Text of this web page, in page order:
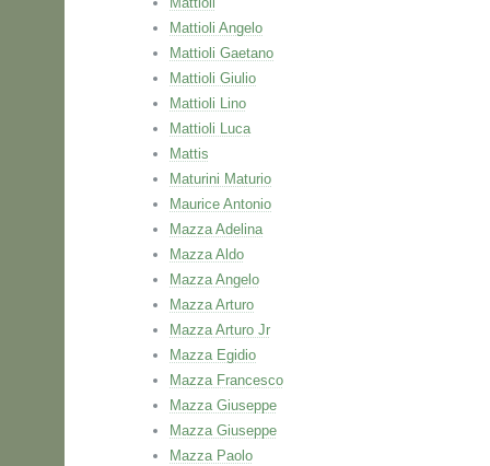
Mattioli Angelo
Mattioli Gaetano
Mattioli Giulio
Mattioli Lino
Mattioli Luca
Mattis
Maturini Maturio
Maurice Antonio
Mazza Adelina
Mazza Aldo
Mazza Angelo
Mazza Arturo
Mazza Arturo Jr
Mazza Egidio
Mazza Francesco
Mazza Giuseppe
Mazza Giuseppe
Mazza Paolo